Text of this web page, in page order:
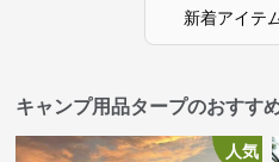
新着アイテ
キャンプ用品タープのおすす
人気